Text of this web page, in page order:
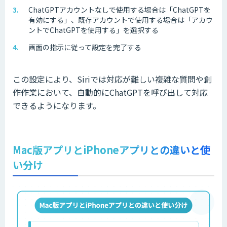
ChatGPTアカウントなしで使用する場合は「ChatGPTを
有効にする」、既存アカウントで使用する場合は「アカウ
ントでChatGPTを使用する」を選択する
画面の指示に従って設定を完了する
この設定により、Siriでは対応が難しい複雑な質問や創
作作業において、自動的にChatGPTを呼び出して対応
できるようになります。
Mac版アプリとiPhoneアプリとの違いと使
い分け